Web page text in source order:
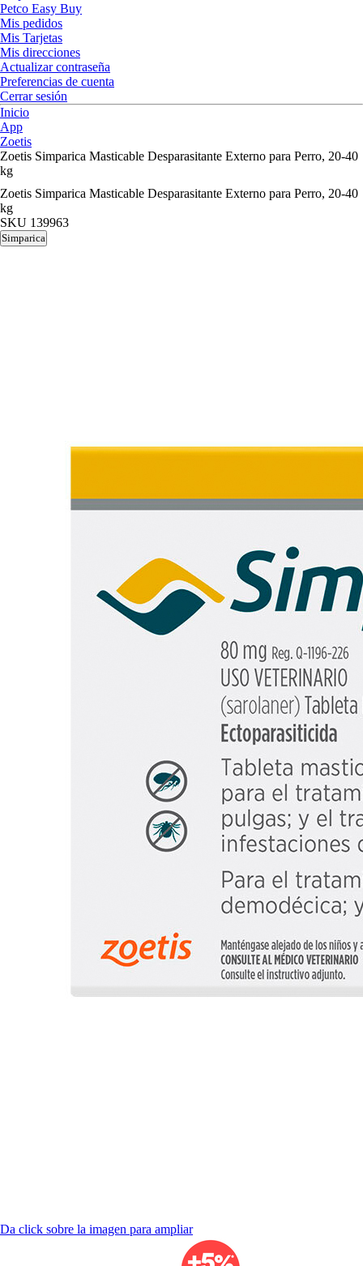
Petco Easy Buy
Mis pedidos
Mis Tarjetas
Mis direcciones
Actualizar contraseña
Preferencias de cuenta
Cerrar sesión
Inicio
App
Zoetis
Zoetis Simparica Masticable Desparasitante Externo para Perro, 20-40
kg
Zoetis Simparica Masticable Desparasitante Externo para Perro, 20-40
kg
SKU 139963
Simparica
Da click sobre la imagen para ampliar